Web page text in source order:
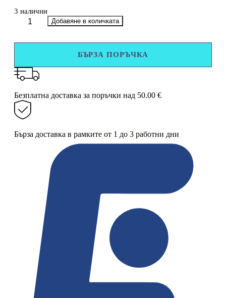
3 налични
количество
3
л.
Tupperware
Добавяне в количката
БЪРЗА ПОРЪЧКА
Безплатна доставка за поръчки над 50.00 €
Бърза доставка в рамките от 1 до 3 работни дни